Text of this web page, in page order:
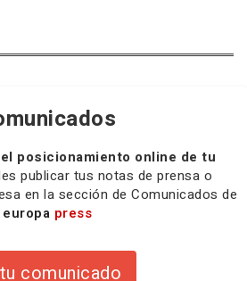
posicionamiento online de tu
publicar tus notas de prensa o
en la sección de Comunicados de
europa press
comunicado